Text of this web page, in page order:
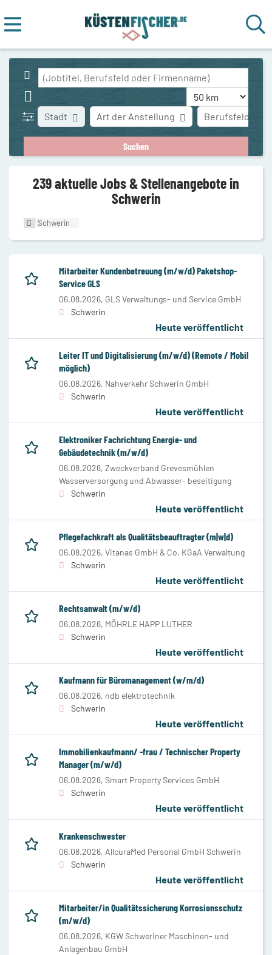
Stadt Art der Anstellung Berufsfeld
239 aktuelle Jobs & Stellenangebote in
Schwerin
Schwerin
Mitarbeiter Kundenbetreuung (m/w/d) Paketshop-
Service GLS
06.08.2026, GLS Verwaltungs- und Service GmbH
Schwerin
Heute veröffentlicht
Leiter IT und Digitalisierung (m/w/d) (Remote / Mobil
möglich)
06.08.2026, Nahverkehr Schwerin GmbH
Schwerin
Heute veröffentlicht
Elektroniker Fachrichtung Energie- und
Gebäudetechnik (m/w/d)
06.08.2026, Zweckverband Grevesmühlen
Wasserversorgung und Abwasser- beseitigung
Schwerin
Heute veröffentlicht
Pflegefachkraft als Qualitätsbeauftragter (m|w|d)
06.08.2026, Vitanas GmbH & Co. KGaA Verwaltung
Schwerin
Heute veröffentlicht
Rechtsanwalt (m/w/d)
06.08.2026, MÖHRLE HAPP LUTHER
Schwerin
Heute veröffentlicht
Kaufmann für Büromanagement (w/m/d)
06.08.2026, ndb elektrotechnik
Schwerin
Heute veröffentlicht
Immobilienkaufmann/ -frau / Technischer Property
Manager (m/w/d)
06.08.2026, Smart Property Services GmbH
Schwerin
Heute veröffentlicht
Krankenschwester
06.08.2026, AllcuraMed Personal GmbH Schwerin
Schwerin
Heute veröffentlicht
Mitarbeiter/in Qualitätssicherung Korrosionsschutz
(m/w/d)
06.08.2026, KGW Schweriner Maschinen- und
Anlagenbau GmbH